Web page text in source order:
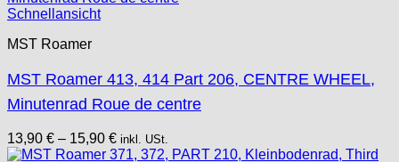
Schnellansicht
MST Roamer
MST Roamer 413, 414 Part 206, CENTRE WHEEL,
Minutenrad Roue de centre
13,90 € – 15,90 € inkl. USt.